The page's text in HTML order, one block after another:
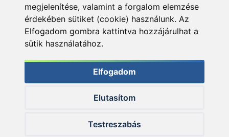
megjelenítése, valamint a forgalom elemzése
érdekében sütiket (cookie) használunk. Az
Elfogadom gombra kattintva hozzájárulhat a
sütik használatához.
Elfogadom
Elutasítom
Testreszabás